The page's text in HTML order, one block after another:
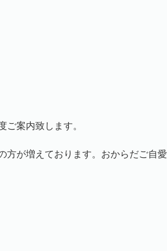
ご案内致します。
方が増えております。おからだご自愛